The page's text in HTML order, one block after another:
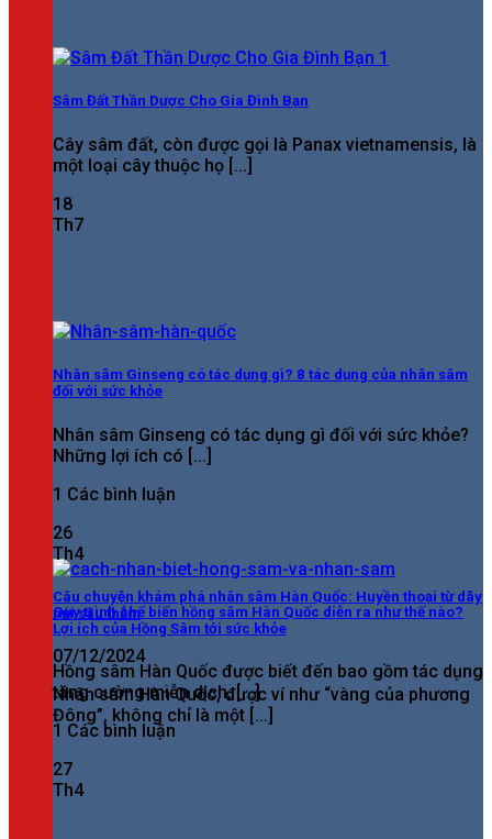
Sâm Đất Thần Dược Cho Gia Đình Bạn
Cây sâm đất, còn được gọi là Panax vietnamensis, là
một loại cây thuộc họ [...]
18
Th7
Quy trình chế biến hồng sâm Hàn Quốc diễn ra như thế nào?
Lợi ích của Hồng Sâm tới sức khỏe
Hồng sâm Hàn Quốc được biết đến bao gồm tác dụng
tăng cường miễn dịch, [...]
1 Các bình luận
27
Th4
Nhân sâm Ginseng có tác dụng gì? 8 tác dụng của nhân sâm
đối với sức khỏe
Nhân sâm Ginseng có tác dụng gì đối với sức khỏe?
Những lợi ích có [...]
1 Các bình luận
26
Th4
Câu chuyện khám phá nhân sâm Hàn Quốc: Huyền thoại từ dãy
núi sâu thẳm
07/12/2024
Nhân sâm Hàn Quốc, được ví như “vàng của phương
Đông”, không chỉ là một [...]